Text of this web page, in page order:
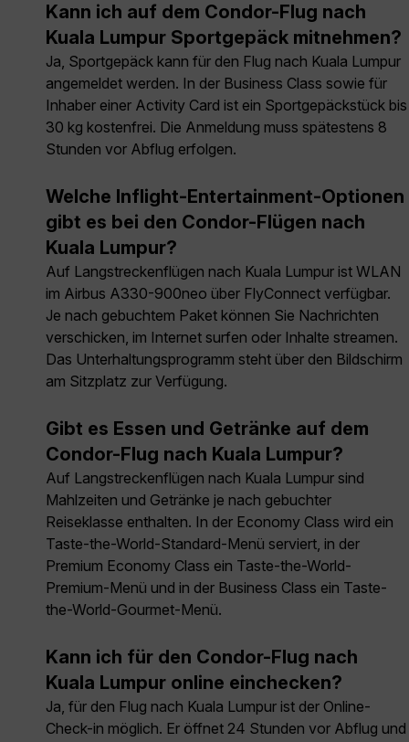
Kann ich auf dem Condor-Flug nach
Kuala Lumpur Sportgepäck mitnehmen?
Ja, Sportgepäck kann für den Flug nach Kuala Lumpur
angemeldet werden. In der Business Class sowie für
Inhaber einer Activity Card ist ein Sportgepäckstück bis
30 kg kostenfrei. Die Anmeldung muss spätestens 8
Stunden vor Abflug erfolgen.
Welche Inflight-Entertainment-Optionen
gibt es bei den Condor-Flügen nach
Kuala Lumpur?
Auf Langstreckenflügen nach Kuala Lumpur ist WLAN
im Airbus A330-900neo über FlyConnect verfügbar.
Je nach gebuchtem Paket können Sie Nachrichten
verschicken, im Internet surfen oder Inhalte streamen.
Das Unterhaltungsprogramm steht über den Bildschirm
am Sitzplatz zur Verfügung.
Gibt es Essen und Getränke auf dem
Condor-Flug nach Kuala Lumpur?
Auf Langstreckenflügen nach Kuala Lumpur sind
Mahlzeiten und Getränke je nach gebuchter
Reiseklasse enthalten. In der Economy Class wird ein
Taste-the-World-Standard-Menü serviert, in der
Premium Economy Class ein Taste-the-World-
Premium-Menü und in der Business Class ein Taste-
the-World-Gourmet-Menü.
Kann ich für den Condor-Flug nach
Kuala Lumpur online einchecken?
Ja, für den Flug nach Kuala Lumpur ist der Online-
Check-in möglich. Er öffnet 24 Stunden vor Abflug und